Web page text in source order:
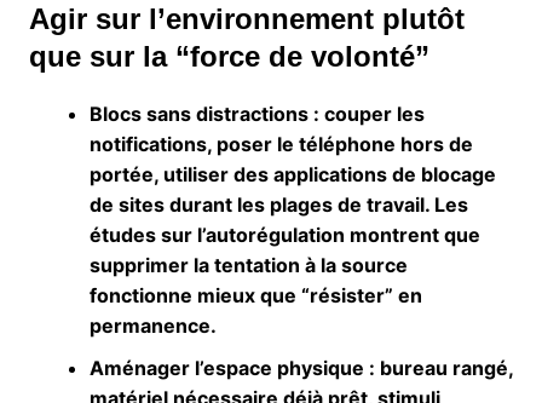
Agir sur l’environnement plutôt
que sur la “force de volonté”
Blocs sans distractions: couper les
notifications, poser le téléphone hors de
portée, utiliser des applications de blocage
de sites durant les plages de travail. Les
études sur l’autorégulation montrent que
supprimer la tentation à la source
fonctionne mieux que “résister” en
permanence.
Aménager l’espace physique : bureau rangé,
matériel nécessaire déjà prêt, stimuli